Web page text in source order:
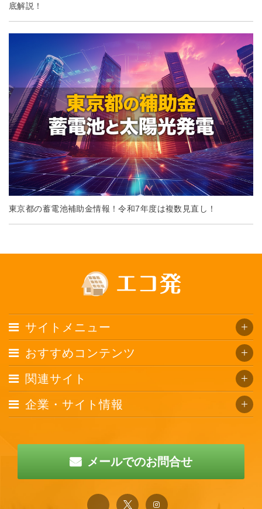
底解説！
東京都の蓄電池補助金情報！令和7年度は複数見直し！
サイトメニュー
おすすめコンテンツ
関連サイト
企業・サイト情報
メールでのお問合せ